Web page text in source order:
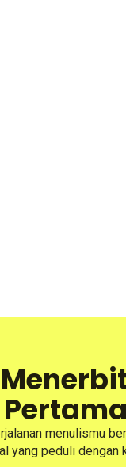
menulismu
yang peduli dengan